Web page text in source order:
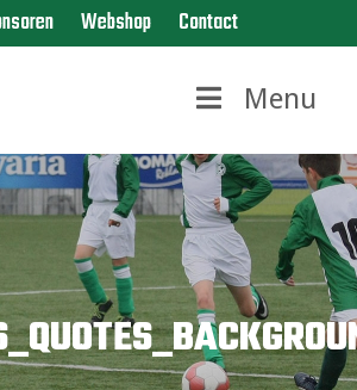
Webshop Contact
Menu